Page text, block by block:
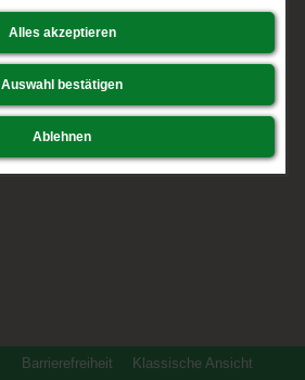
Alles akzeptieren
Auswahl bestätigen
Ablehnen
Barrierefreiheit Klassische Ansicht